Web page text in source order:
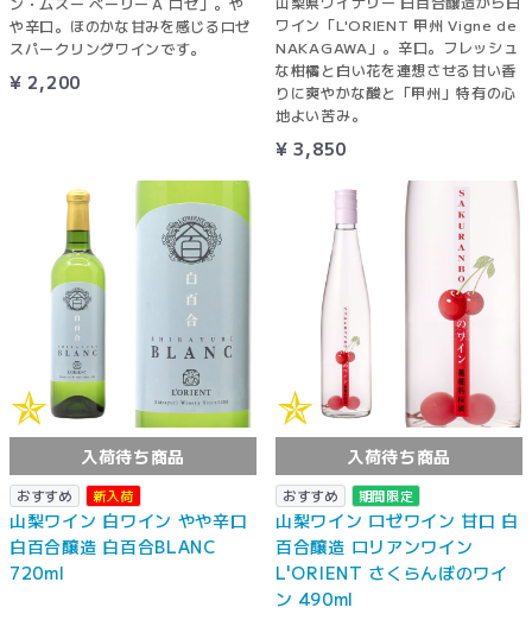
や辛口。ほのかな甘みを感じるロゼ
スパークリングワインです。
¥ 2,200
ワイン「L'ORIENT 甲州 Vigne de
NAKAGAWA」。辛口。フレッシュ
な柑橘と白い花を連想させる甘い香
りに爽やかな酸と「甲州」特有の心
地よい苦み。
¥ 3,850
入荷待ち商品
おすすめ 新入荷
山梨ワイン 白ワイン やや辛口
白百合醸造 白百合BLANC
720ml
入荷待ち商品
おすすめ 期間限定
山梨ワイン ロゼワイン 甘口 白
百合醸造 ロリアンワイン
L'ORIENT さくらんぼのワイ
ン 490ml